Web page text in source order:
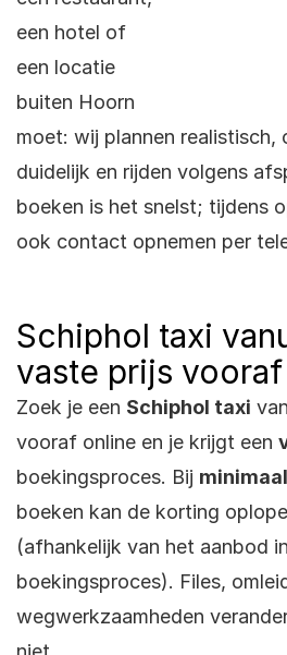
een hotel of
een locatie
buiten Hoorn
moet: wij plannen realistisch,
duidelijk en rijden volgens
boeken is het snelst; tijdens
ook contact opnemen per
Schiphol taxi
vaste prijs vooraf
Zoek je een Schiphol taxi
vooraf online en je krijgt een
boekingsproces. Bij
boeken kan de korting
(afhankelijk van het aanbod
boekingsproces). Files,
wegwerkzaamheden